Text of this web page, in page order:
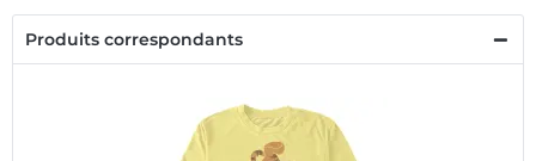
Produits correspondants